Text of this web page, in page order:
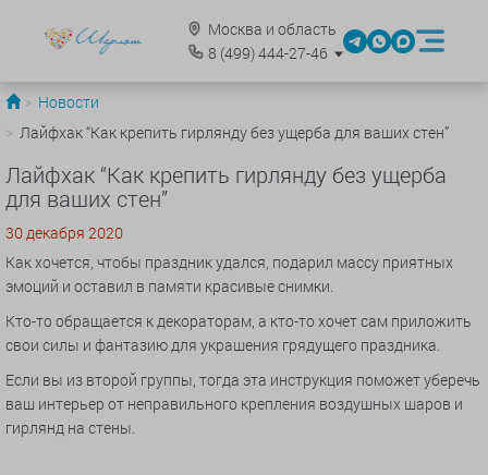
Москва и область
8 (499)444-27-46
Новости
Лайфхак “Как крепить гирлянду без ущерба для ваших стен”
Лайфхак “Как крепить гирлянду без ущерба
для ваших стен”
30 декабря 2020
Как хочется, чтобы праздник удался, подарил массу приятных
эмоций и оставил в памяти красивые снимки.
Кто-то обращается к декораторам, а кто-то хочет сам приложить
свои силы и фантазию для украшения грядущего праздника.
Если вы из второй группы, тогда эта инструкция поможет уберечь
ваш интерьер от неправильного крепления воздушных шаров и
гирлянд на стены.